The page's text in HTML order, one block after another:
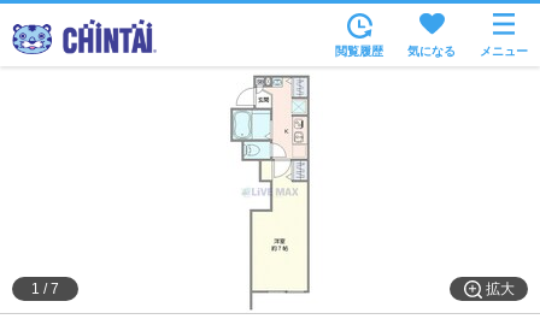
沿線・駅から
住所から
家賃相場から
通勤通学時間から
物件特集から
不動産会社から
閲覧履歴 気になる メニュー
拡大
1 /7